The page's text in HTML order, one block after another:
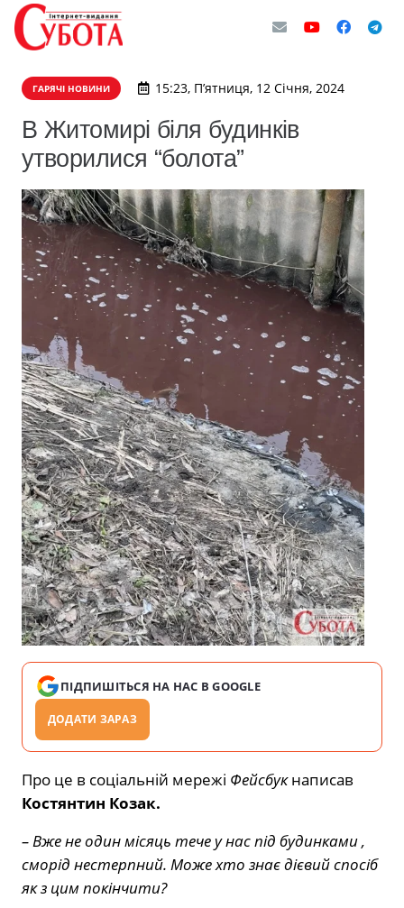
ГАРЯЧІ НОВИНИ 15:23, П’ятниця, 12 Січня, 2024
В Житомирі біля будинків
утворилися “болота”
ПІДПИШІТЬСЯ НА НАС В GOOGLE
ДОДАТИ ЗАРАЗ
Про це в соціальній мережі Фейсбукнаписав
Костянтин Козак.
– Вже не один місяць тече у нас під будинками ,
сморід нестерпний. Може хто знає дієвий спосіб
як з цим покінчити?